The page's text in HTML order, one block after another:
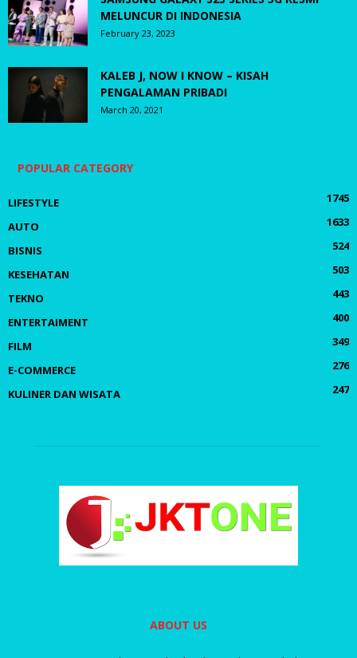
MELUNCUR DI INDONESIA
February 23, 2023
KALEB J, NOW I KNOW – KISAH
PENGALAMAN PRIBADI
March 20, 2021
POPULAR CATEGORY
LIFESTYLE
1745
AUTO
1633
BISNIS
524
KESEHATAN
503
TEKNO
443
ENTERTAIMENT
400
FILM
349
E-COMMERCE
276
KULINER DAN WISATA
247
ABOUT US